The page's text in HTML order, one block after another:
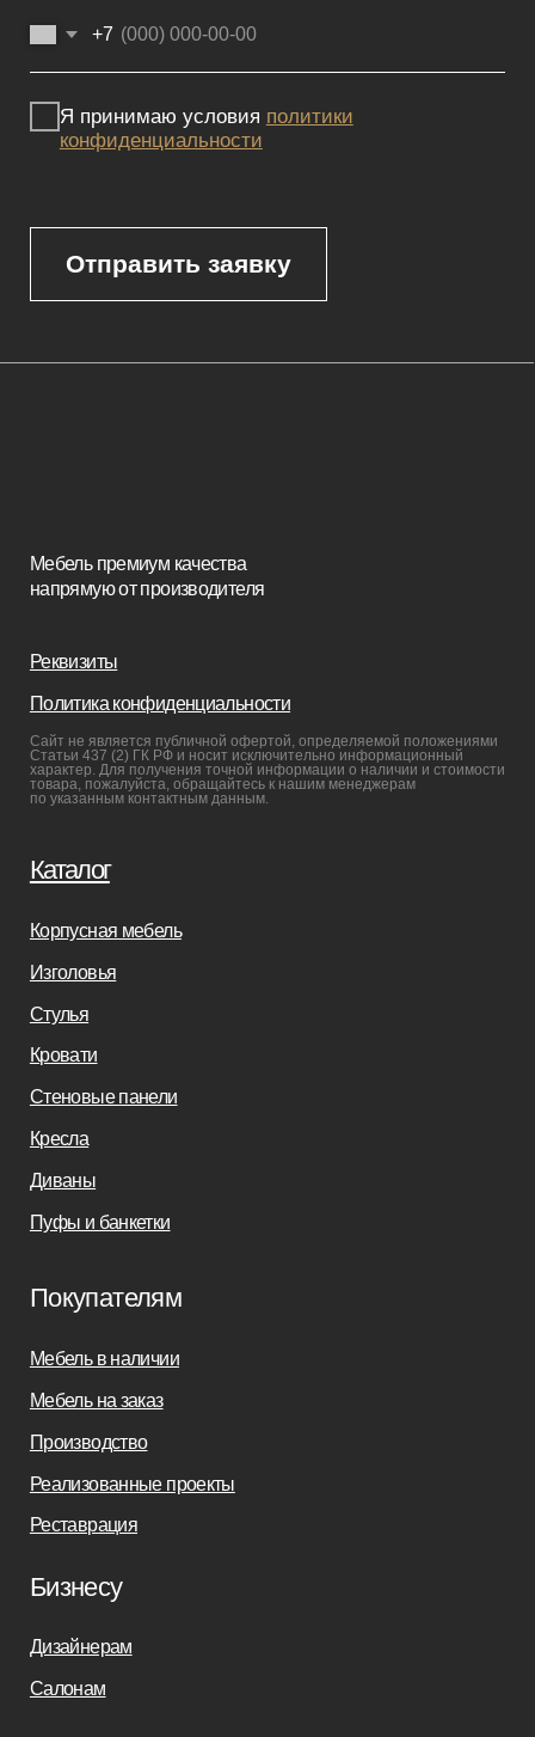
Статьи 437 (2) ГК РФ и носит исключительно информационный
характер. Для получения точной информации о наличии и стоимости
товара, пожалуйста, обращайтесь к нашим менеджерам
по указанным контактным данным.
Мебель в наличии
Производство
Реализованные проекты
Бизнесу
Салонам
Связаться с нами
sofas-decor@mail.ru
+7(812)245-65-88
Реквизиты